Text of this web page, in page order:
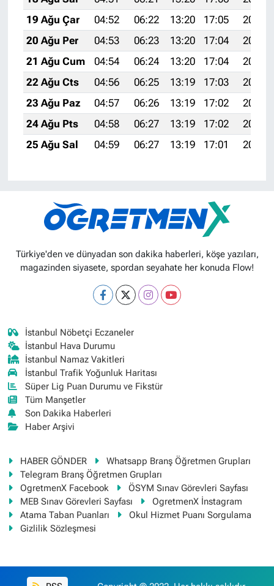
19 Ağu Çar
04:52 06:22 13:20 17:05
20:08
20 Ağu Per
04:53 06:23 13:20 17:04
20:07
21 Ağu Cum
04:54 06:24 13:20 17:04
20:06
22 Ağu Cts
04:56 06:25 13:19 17:03
20:04
23 Ağu Paz
04:57 06:26 13:19 17:02
20:03
24 Ağu Pts
04:58 06:27 13:19 17:02
20:01
25 Ağu Sal
04:59 06:27 13:19 17:01 20:00
Türkiye'den ve dünyadan son dakika haberleri, köşe yazıları,
magazinden siyasete, spordan seyahate her konuda Flow!
İstanbul Nöbetçi Eczaneler
İstanbul Hava Durumu
İstanbul Namaz Vakitleri
İstanbul Trafik Yoğunluk Haritası
Süper Lig Puan Durumu ve Fikstür
Tüm Manşetler
Son Dakika Haberleri
Haber Arşivi
HABER GÖNDER
Whatsapp Branş Öğretmen Grupları
Telegram Branş Öğretmen Grupları
OgretmenX Facebook
ÖSYM Sınav Görevleri Sayfası
MEB Sınav Görevleri Sayfası
OgretmenX İnstagram
Atama Taban Puanları
Okul Hizmet Puanı Sorgulama
Gizlilik Sözleşmesi